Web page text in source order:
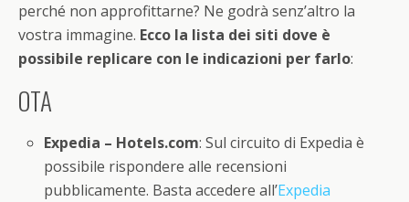
perché non approfittarne? Ne godrà senz’altro la
vostra immagine. Ecco la lista dei siti dove è
possibile replicare con le indicazioni per farlo:
OTA
Expedia – Hotels.com: Sul circuito di Expedia è
possibile rispondere alle recensioni
pubblicamente. Basta accedere all’Expedia